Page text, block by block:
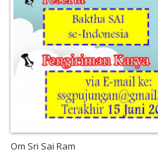
Om Sri Sai Ram